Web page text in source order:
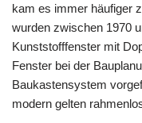
kam es immer häufiger
wurden zwischen 1970
Kunststofffenster mit
Fenster bei der
Baukastensystem
modern gelten